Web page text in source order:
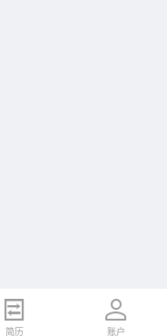
简历 账户